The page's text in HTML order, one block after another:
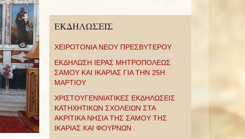
ΕΚΔΗΛΩΣΕΙΣ
ΧΕΙΡΟΤΟΝΙΑ ΝΕΟΥ ΠΡΕΣΒΥΤΕΡΟΥ
ΕΚΔΗΛΩΣΗ ΙΕΡΑΣ ΜΗΤΡΟΠΟΛΕΩΣ
ΣΑΜΟΥ ΚΑΙ ΙΚΑΡΙΑΣ ΓΙΑ ΤΗΝ 25Η
ΜΑΡΤΙΟΥ
ΧΡΙΣΤΟΥΓΕΝΝΙΑΤΙΚΕΣ ΕΚΔΗΛΩΣΕΙΣ
ΚΑΤΗΧΗΤΙΚΩΝ ΣΧΟΛΕΙΩΝ ΣΤΑ
ΑΚΡΙΤΙΚΑ ΝΗΣΙΑ ΤΗΣ ΣΑΜΟΥ ΤΗΣ
ΙΚΑΡΙΑΣ ΚΑΙ ΦΟΥΡΝΩΝ .